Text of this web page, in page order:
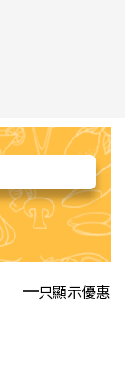
只顯示優惠